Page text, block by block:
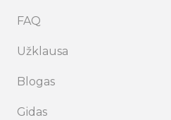
FAQ
Užklausa
Blogas
Gidas